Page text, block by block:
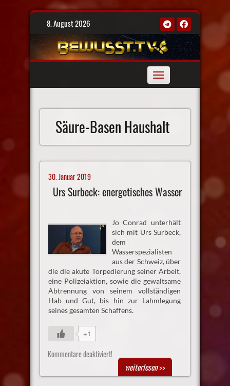
Skip
8. August 2026
Toggle
navigation
Säure-Basen Haushalt
30. Januar 2019
Urs Surbeck: energetisches Wasser
Jo Conrad unterhält
sich mit Urs Surbeck,
dem
Wasserspezialisten
aus der Schweiz, über
die die akute Torpedierung seiner Arbeit,
eine Polizeiaktion, sowie die gewaltsame
Abtrennung von seinem vollständigen
Hab und Gut, bis hin zur Lahmlegung
seines gesamten Schaffens.
+1
Kommentare deaktiviert!
weiterlesen>>